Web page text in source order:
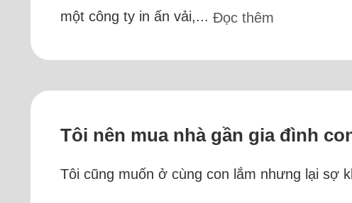
một công ty in ấn vải,...Đọc thêm
Tôi nên mua nhà gần gia đình
Tôi cũng muốn ở cùng con lắm nhưng lại sợ